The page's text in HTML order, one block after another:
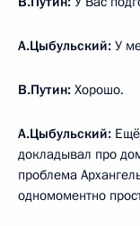
А.Цыбульский: У
В.Путин: Хорошо.
А.Цыбульский:
докладывал про
проблема
одномоментно